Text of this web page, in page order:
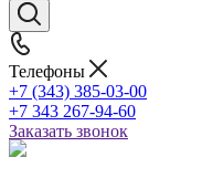
Телефоны
+7 (343) 385-03-00
+7 343 267-94-60
Заказать звонок